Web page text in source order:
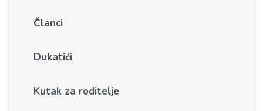
Članci
Dukatići
Kutak za roditelje